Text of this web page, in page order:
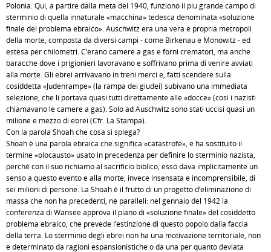
Polonia. Qui, a partire dalla metà del 1940, funzionò il più grande campo di
sterminio di quella innaturale «macchina» tedesca denominata «soluzione
finale del problema ebraico». Auschwitz era una vera e propria metropoli
della morte, composta da diversi campi - come Birkenau e Monowitz - ed
estesa per chilometri. C’erano camere a gas e forni crematori, ma anche
baracche dove i prigionieri lavoravano e soffrivano prima di venire avviati
alla morte. Gli ebrei arrivavano in treni merci e, fatti scendere sulla
cosiddetta «Judenrampe» (la rampa dei giudei) subivano una immediata
selezione, che li portava quasi tutti direttamente alle «docce» (così i nazisti
chiamavano le camere a gas). Solo ad Auschwitz sono stati uccisi quasi un
milione e mezzo di ebrei (Cfr. La Stampa).
Con la parola Shoah che cosa si spiega?
Shoah è una parola ebraica che significa «catastrofe», e ha sostituito il
termine «olocausto» usato in precedenza per definire lo sterminio nazista,
perché con il suo richiamo al sacrificio biblico, esso dava implicitamente un
senso a questo evento e alla morte, invece insensata e incomprensibile, di
sei milioni di persone. La Shoah è il frutto di un progetto d’eliminazione di
massa che non ha precedenti, né paralleli: nel gennaio del 1942 la
conferenza di Wansee approva il piano di «soluzione finale» del cosiddetto
problema ebraico, che prevede l’estinzione di questo popolo dalla faccia
della terra. Lo sterminio degli ebrei non ha una motivazione territoriale, non
è determinato da ragioni espansionistiche o da una per quanto deviata